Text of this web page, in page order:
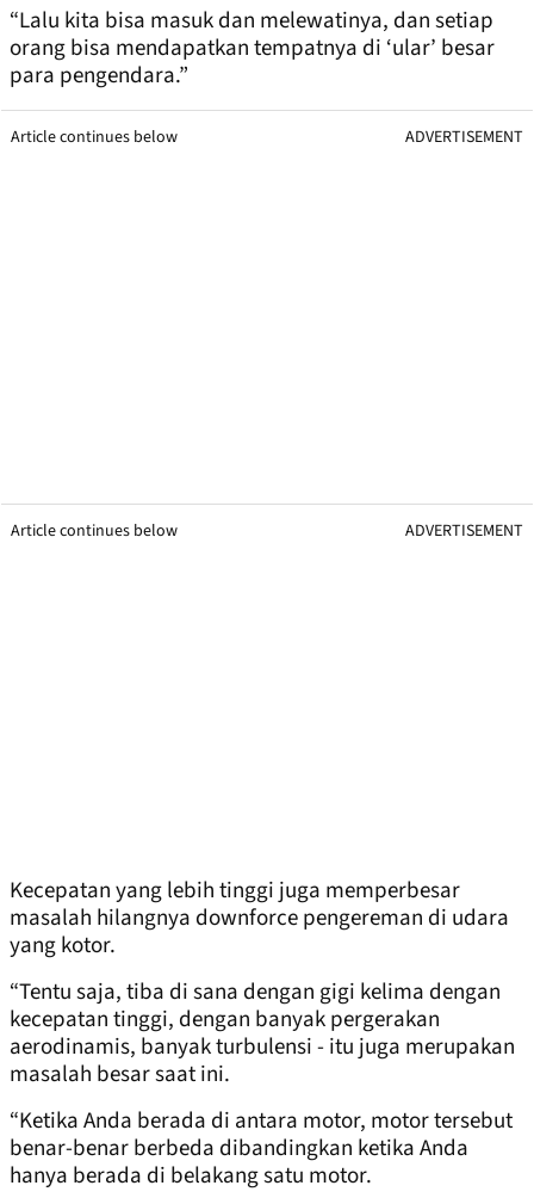
“Lalu kita bisa masuk dan melewatinya, dan setiap
orang bisa mendapatkan tempatnya di ‘ular’ besar
para pengendara.”
Article continues below ADVERTISEMENT
Article continues below ADVERTISEMENT
Kecepatan yang lebih tinggi juga memperbesar
masalah hilangnya downforce pengereman di udara
yang kotor.
“Tentu saja, tiba di sana dengan gigi kelima dengan
kecepatan tinggi, dengan banyak pergerakan
aerodinamis, banyak turbulensi - itu juga merupakan
masalah besar saat ini.
“Ketika Anda berada di antara motor, motor tersebut
benar-benar berbeda dibandingkan ketika Anda
hanya berada di belakang satu motor.